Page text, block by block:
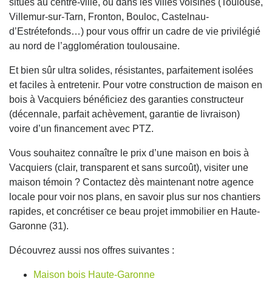
Villemur-sur-Tarn, Fronton, Bouloc, Castelnau-
d’Estrétefonds…) pour vous offrir un cadre de vie privilégié
au nord de l’agglomération toulousaine.
Et bien sûr ultra solides, résistantes, parfaitement isolées
et faciles à entretenir. Pour votre construction de maison en
bois à Vacquiers bénéficiez des garanties constructeur
(décennale, parfait achèvement, garantie de livraison)
voire d’un financement avec PTZ.
Vous souhaitez connaître le prix d’une maison en bois à
Vacquiers (clair, transparent et sans surcoût), visiter une
maison témoin ? Contactez dès maintenant notre agence
locale pour voir nos plans, en savoir plus sur nos chantiers
rapides, et concrétiser ce beau projet immobilier en Haute-
Garonne (31).
Découvrez aussi nos offres suivantes :
Maison bois Haute-Garonne